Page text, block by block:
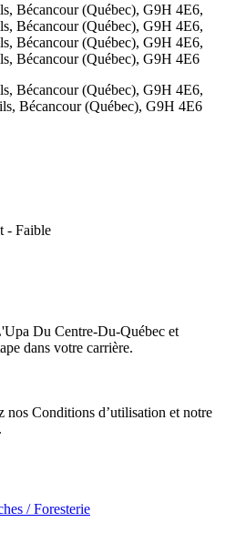
Bécancour (Québec), G9H 4E6,
Bécancour (Québec), G9H 4E6,
Bécancour (Québec), G9H 4E6,
Bécancour (Québec), G9H 4E6
Bécancour (Québec), G9H 4E6,
Bécancour (Québec), G9H 4E6
- Faible
Du Centre-Du-Québec et
dans votre carrière.
nos Conditions d’utilisation et notre
/ Foresterie